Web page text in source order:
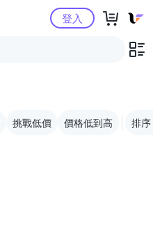
Yahoo購物中心登入
挑戰低價 價格低到高 排序